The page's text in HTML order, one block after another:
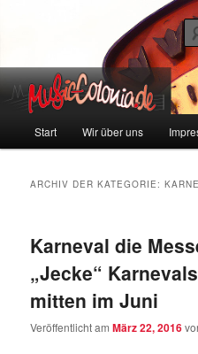
wechselnmusic-colonia
Start Wir über uns
ARCHIV DER KATEGORIE:
Karneval die
„Jecke“
mitten im Juni
Veröffentlicht amMärz 22, 2016